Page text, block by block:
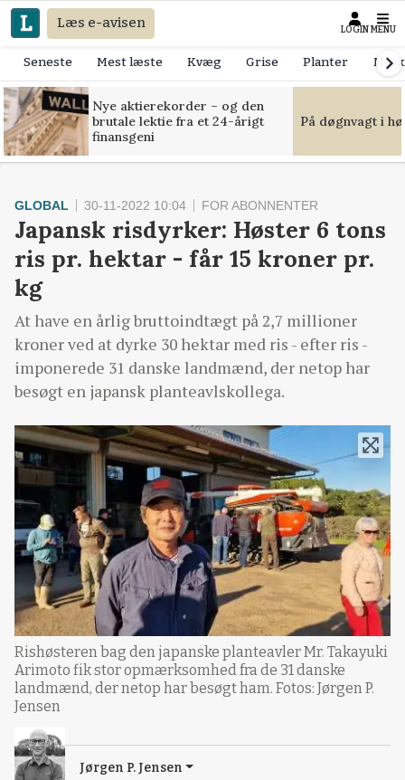
Læs e-avisen LOGIN MENU
Seneste Mest læste Kvæg Grise Planter
Nye aktierekorder – og den
brutale lektie fra et 24-årigt
finansgeni
På døgnvagt i
GLOBAL 30-11-2022 10:04 FOR ABONNENTER
Japansk risdyrker: Høster 6 tons
ris pr. hektar - får 15 kroner pr.
kg
At have en årlig bruttoindtægt på 2,7 millioner
kroner ved at dyrke 30 hektar med ris - efter ris -
imponerede 31 danske landmænd, der netop har
besøgt en japansk planteavlskollega.
Rishøsteren bag den japanske planteavler Mr. Takayuki
Arimoto fik stor opmærksomhed fra de 31 danske
landmænd, der netop har besøgt ham. Fotos: Jørgen P.
Jensen
Jørgen P. Jensen